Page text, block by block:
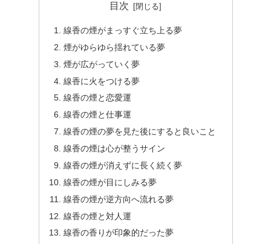
目次
線香の煙がまっすぐ立ち上る夢
煙がゆらゆら揺れている夢
煙が広がっていく夢
線香に火をつける夢
線香の煙と恋愛運
線香の煙と仕事運
線香の煙の夢を見た後にすると良いこと
線香の煙は心が整うサイン
線香の煙が消えずに長く続く夢
線香の煙が目にしみる夢
線香の煙が逆方向へ流れる夢
線香の煙と対人運
線香の香りが印象的だった夢